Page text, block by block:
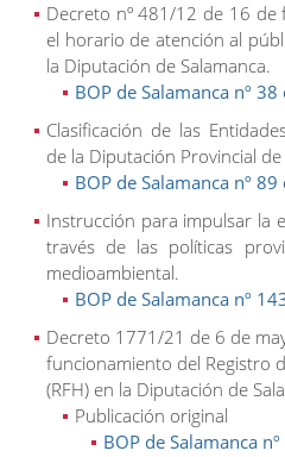
Decreto nº 481/12 de 16
el horario de atención al
la Diputación de Salamanca.
BOP de Salamanca nº
Clasificación de las
de la Diputación Provincial de
BOP de Salamanca nº
Instrucción para impulsar la
través de las políticas
medioambiental.
BOP de Salamanca nº
Decreto 1771/21 de 6 de
funcionamiento del Registro
(RFH) en la Diputación de
Publicación original
BOP de Salamanca